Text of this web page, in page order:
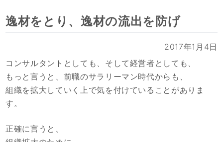
逸材をとり、逸材の流出を防げ
2017年1月4日
コンサルタントとしても、そして経営者としても、
もっと言うと、前職のサラリーマン時代からも、
組織を拡大していく上で気を付けていることがありま
す。
正確に言うと、